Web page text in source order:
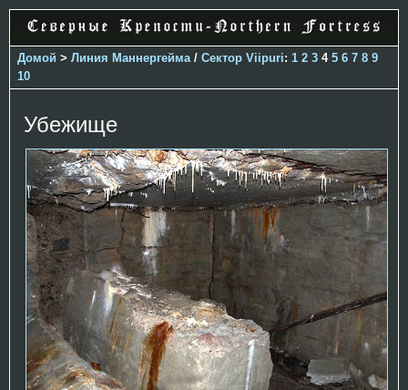
Домой > Линия Маннергейма / Сектор Viipuri: 1 2 3 4 5 6 7 8 9
10
Убежище